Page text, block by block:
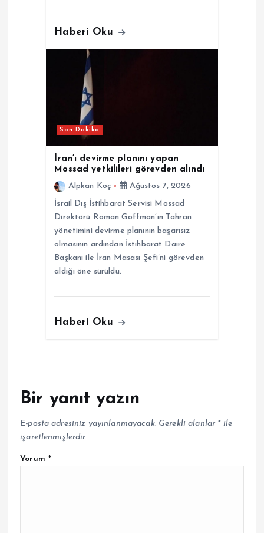
Haberi Oku
Son Dakika
İran’ı devirme planını yapan
Mossad yetkilileri görevden alındı
Alpkan Koç
Ağustos 7, 2026
İsrail Dış İstihbarat Servisi Mossad
Direktörü Roman Goffman’ın Tahran
yönetimini devirme planının başarısız
olmasının ardından İstihbarat Daire
Başkanı ile İran Masası Şefi’ni görevden
aldığı öne sürüldü.
Haberi Oku
Bir yanıt yazın
E-posta adresiniz yayınlanmayacak. Gerekli alanlar *ile
işaretlenmişlerdir
Yorum *